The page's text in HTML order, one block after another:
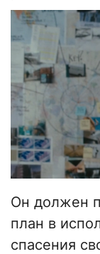
Он должен
план в
спасения